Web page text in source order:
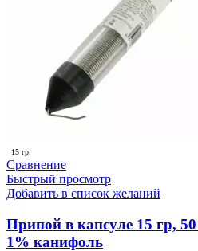
15 гр.
Сравнение
Быстрый просмотр
Добавить в список желаний
Припой в капсуле 15 гр,
1% канифоль